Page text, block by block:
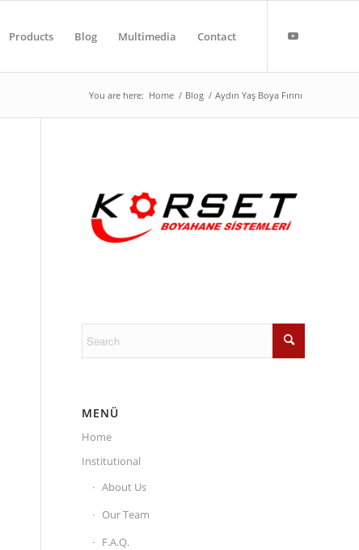
Products Blog Multimedia Contact
You are here: Home / Blog / Aydın Yaş Boya Fırını
MENÜ
Home
Institutional
About Us
Our Team
F.A.Q.